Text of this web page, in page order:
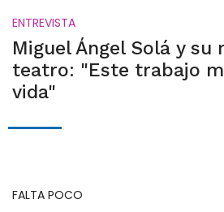
ENTREVISTA
Miguel Ángel Solá y su
teatro: "Este trabajo
vida"
FALTA POCO